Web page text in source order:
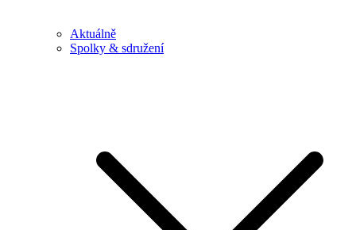
Aktuálně
Spolky & sdružení